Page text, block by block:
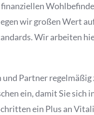
wir großen Wert
Wir arbeiten
Partner regelmäßig
ein, damit Sie sich
ein Plus an